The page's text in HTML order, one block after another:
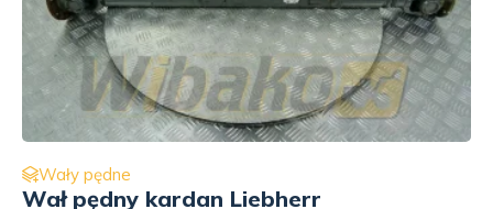
Wały pędne
Wał pędny kardan Liebherr